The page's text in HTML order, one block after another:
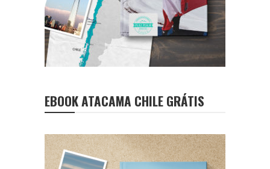
EBOOK ATACAMA CHILE GRÁTIS